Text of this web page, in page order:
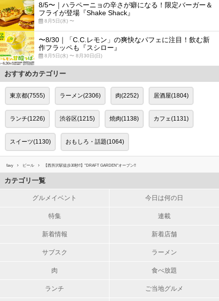
8/5〜｜ハラペーニョの辛さが癖になる！限定バーガー＆
フライが登場『Shake Shack』
8月5日(水) 〜
〜8/30｜「C.C.レモン」の爽快なパフェに注目！飲む新
作フラッペも『スシロー』
8月5日(水) 〜 8月30日(日)
おすすめカテゴリー
東京都(7555) ラーメン(2306) 肉(2252) 居酒屋(1804)
ランチ(1226) 渋谷区(1215) 焼肉(1138) カフェ(1131)
スイーツ(1130) おもしろ・話題(1064)
favy ビール 【西所沢駅徒歩30秒!!】"DRAFT GARDEN"オープン!!
カテゴリ一覧
グルメイベント 今日は何の日
特集 連載
新着情報 新着店舗
サブスク ラーメン
肉 食べ放題
ランチ ご当地グルメ